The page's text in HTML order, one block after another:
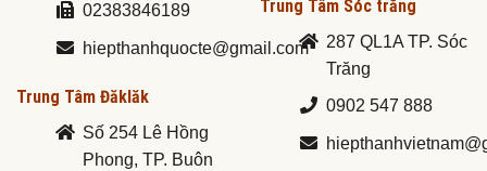
02383846189
hiepthanhquocte@gmail.com
Trung Tâm Đăklăk
Số 254 Lê Hồng
Phong, TP. Buôn
Trung Tâm Sóc trăng
287 QL1A TP. Sóc
Trăng
0902 547 888